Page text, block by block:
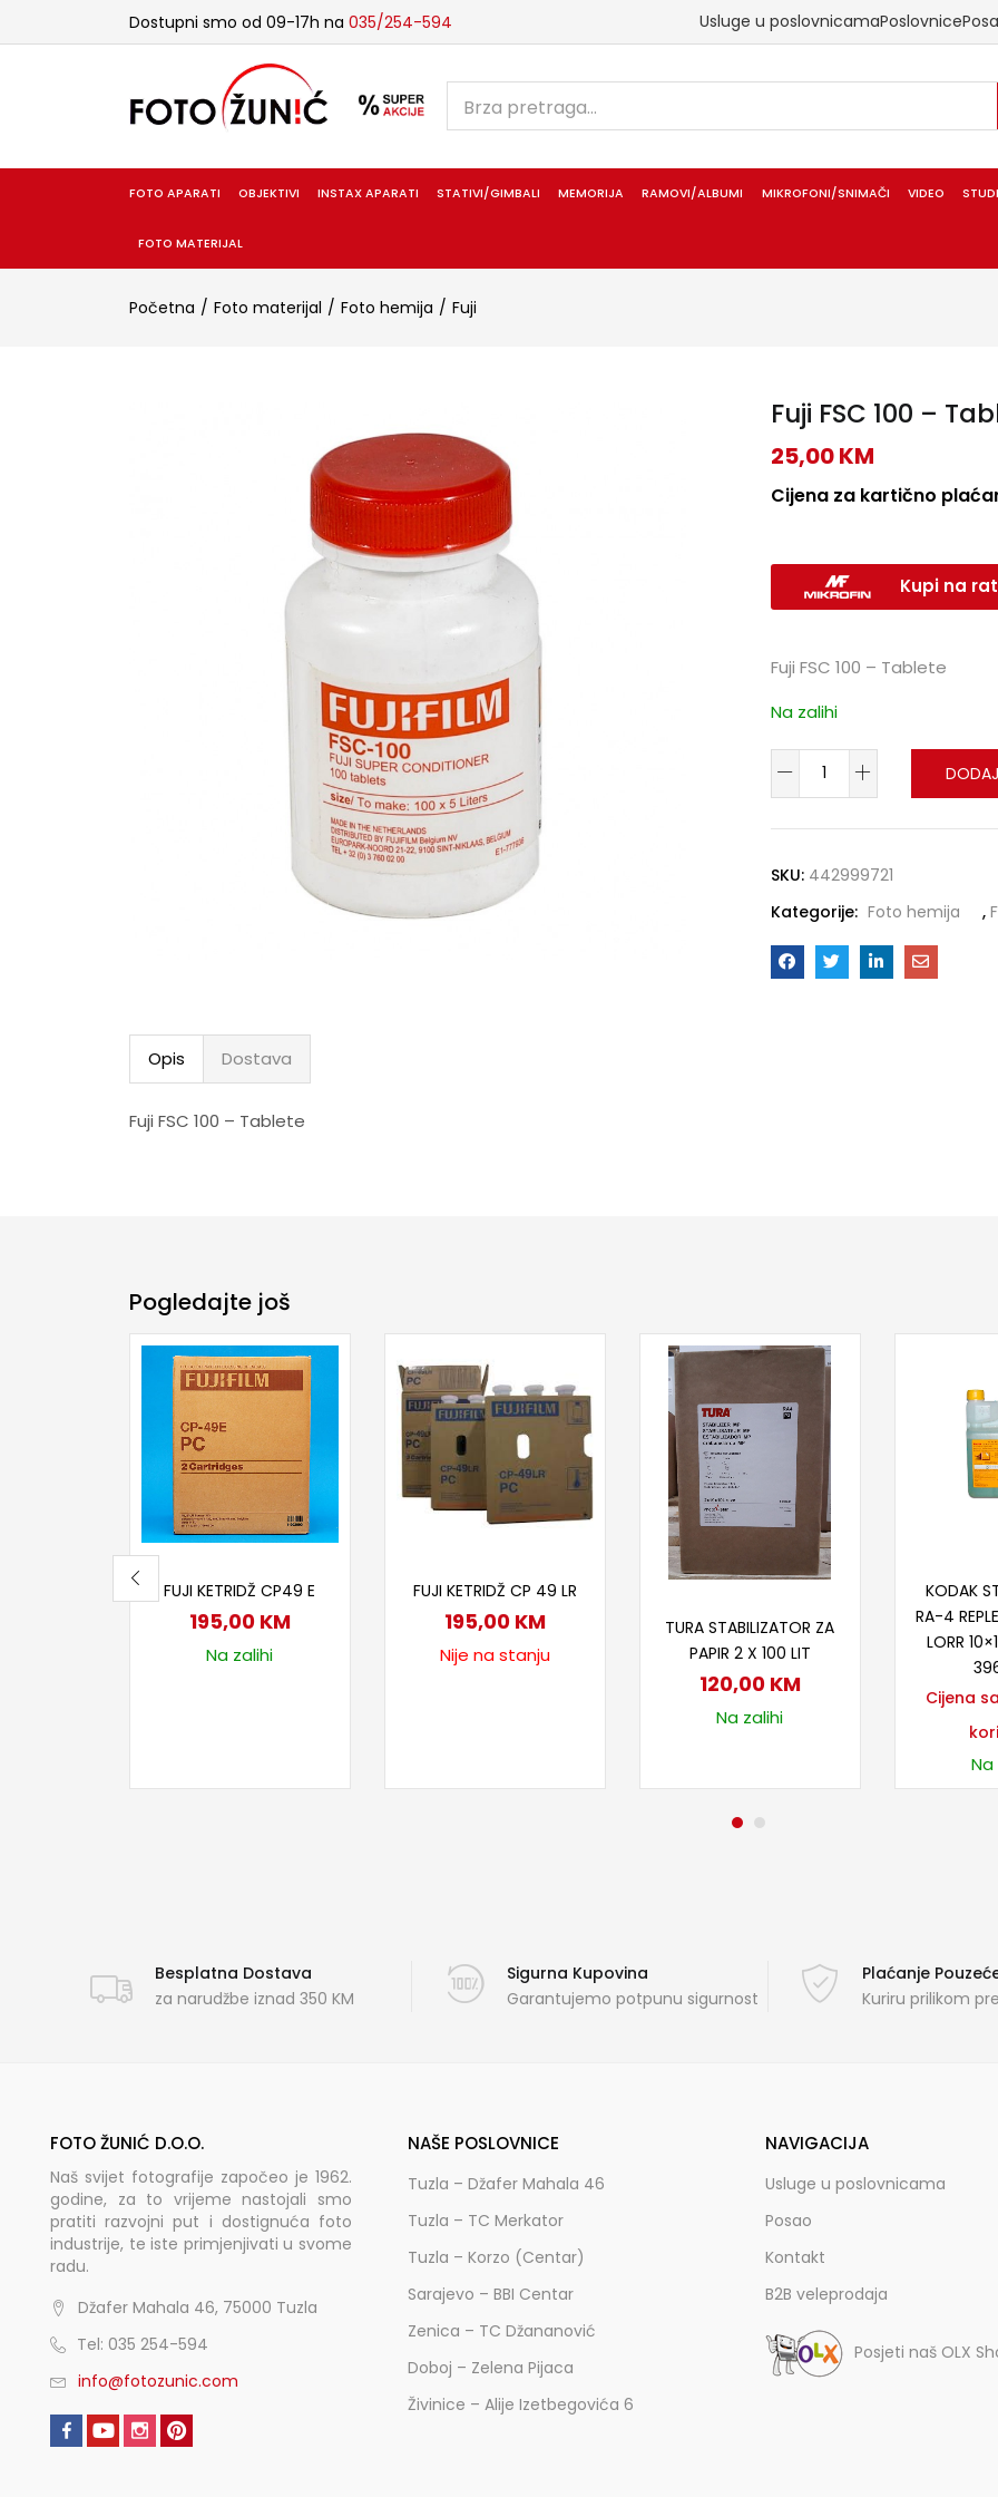
Dostupni smo od 09-17h na 035/254-594 Usluge u poslovnicamaPoslovnice
FOTO APARATI OBJEKTIVI INSTAX APARATI STATIVI/GIMBALI MEMORIJA RAMOVI/ALBUMI MIKROFONI/SNIMAČI VIDEO
FOTO MATERIJAL
Početna Foto materijal Foto hemija Fuji
Fuji FSC 100 –
25,00KM
Cijena za kartično
Kupi na
Fuji FSC 100 – Tablete
Na zalihi
SKU: 442999721
Kategorije: Foto hemija ,
Opis Dostava
Fuji FSC 100 – Tablete
Pogledajte još
FUJI KETRIDŽ CP49 E
195,00 KM
Na zalihi
FUJI KETRIDŽ CP 49 LR
195,00 KM
Nije na stanju
TURA STABILIZATOR ZA
PAPIR 2 X 100 LIT
120,00 KM
Na zalihi
KODAK
RA-4
LORR
Cijena
Na
Besplatna Dostava
za narudžbe iznad 350 KM
Sigurna Kupovina
Garantujemo potpunu sigurnost
Plaćanje
Kuriru prilikom
FOTO ŽUNIĆ D.O.O.
Naš svijet fotografije započeo je 1962.
godine, za to vrijeme nastojali smo
pratiti razvojni put i dostignuća foto
industrije, te iste primjenjivati u svome
radu.
Džafer Mahala 46, 75000 Tuzla
Tel: 035 254-594
info@fotozunic.com
NAŠE POSLOVNICE
Tuzla – Džafer Mahala 46
Tuzla – TC Merkator
Tuzla – Korzo (Centar)
Sarajevo – BBI Centar
Zenica – TC Džananović
Doboj – Zelena Pijaca
Živinice – Alije Izetbegovića 6
NAVIGACIJA
Usluge u poslovnicama
Posao
Kontakt
B2B veleprodaja
Posjeti naš OLX